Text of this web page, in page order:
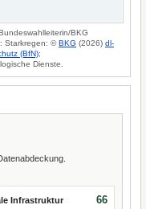
BKG
Starkregen: ©BKG (2026) dl-
(BfN);
Dienste.
Infrastruktur 66